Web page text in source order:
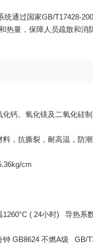
过国家GB/T17428-
热量，保障人员疏散和
、氧化镁及二氧化硅制
，抗撕裂，耐高温，防
cm
( 24小时) 导热系数
GB8624 不燃A级 GB/